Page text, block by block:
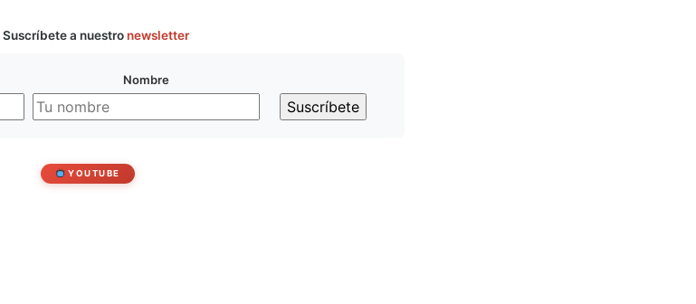
Suscríbete a nuestro newsletter
Nombre
YOUTUBE